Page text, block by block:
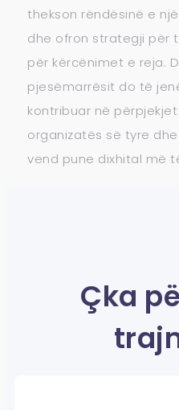
thekson rëndësinë e
dhe ofron strategji për
për kërcënimet e reja.
pjesëmarrësit do të
kontribuar në
organizatës së tyre
vend pune dixhital më
Çka